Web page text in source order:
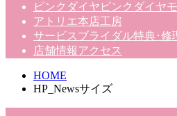
ピンクダイヤ ピンクダイヤ
アトリエ本店工房
サービス ブライダル特典･修
店舗情報アクセス
HOME
HP_Newsサイズ